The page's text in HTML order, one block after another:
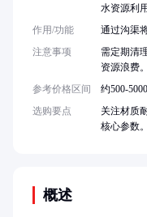
概述
水资源利
作用/功能
通过沟渠
注意事项
需定期清
资源浪费。
参考价格区间
约500-
选购要点
关注材质
核心参数。